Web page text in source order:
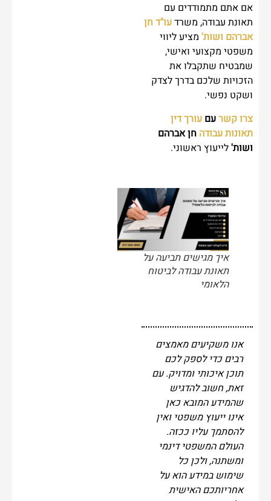
אם אתם מתמודדים עם
תאונת עבודה, משרדעו"ד חן
אברהם ושות' מציע ליווי
משפטי מקצועי ואישי,
שמבטיח שתקבלו את
הזכויות שלכם בדרך לצדק
ושקט נפשי.
צרו קשרעם עורך דין
תאונות עבודה חן אברהם
ושות'לייעוץ ראשוני.
איך מגישים תביעה על
תאונת עבודה לביטוח
הלאומי
אנו משקיעים מאמצים
רבים כדי לספק לכם
תוכן איכותי ומדויק. עם
זאת, חשוב להדגיש
שהמידע המובא כאן
אינו ייעוץ משפטי ואין
להסתמך עליו ככזה.
העולם המשפטי דינמי
ומשתנה, ולכן כל
שימוש במידע הוא על
אחריותכם האישית